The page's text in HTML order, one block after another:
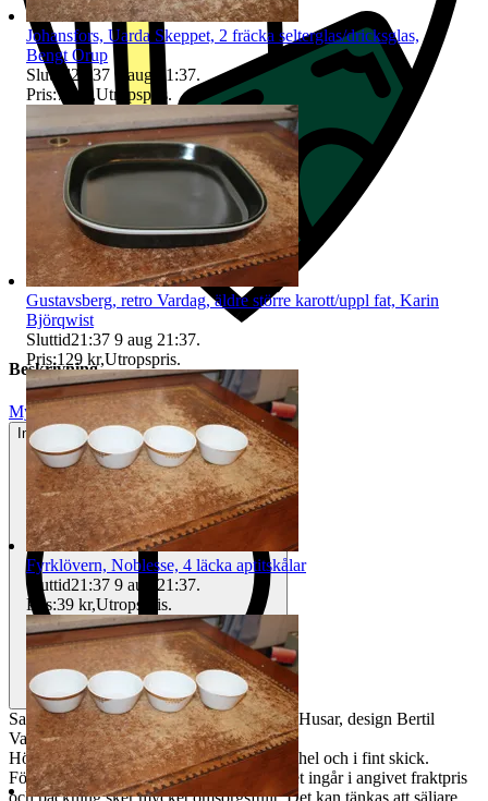
Beskrivning
Mycket gott skick
Inga eller minimala tecken på användning
Samlarobjekt, ljusstakefrån Kosta, modell Husar, design Bertil
Vallien.
Höjd 14,5 cm och bottendiameter 7,4 cm, hel och i fint skick.
Förpackningsmaterial för att skydda godset ingår i angivet fraktpris
Johansfors, Uarda Skeppet, 2 fräcka selterglas/dricksglas,
Bengt Orup
Sluttid21:37 9 aug 21:37.
Pris:79 kr ,Utropspris.
Gustavsberg, retro Vardag, äldre större karott/uppl fat, Karin
Björqwist
Sluttid21:37 9 aug 21:37.
Pris:129 kr,Utropspris.
Fyrklövern, Noblesse, 4 läcka aptitskålar
Sluttid21:37 9 aug 21:37.
Pris:39 kr,Utropspris.